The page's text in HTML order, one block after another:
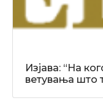
Изјава: “На
ветувања што